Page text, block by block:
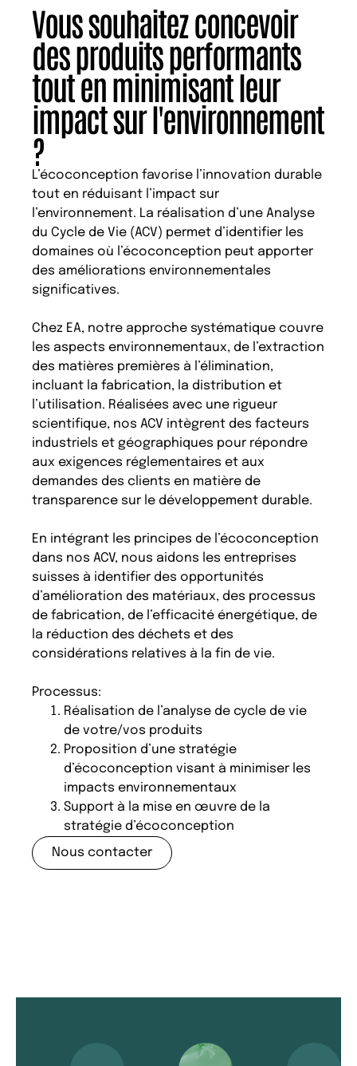
Vous souhaitez concevoir
des produits performants
tout en minimisant leur
impact sur l'environnement
?
L’écoconception favorise l’innovation durable
tout en réduisant l’impact sur
l’environnement. La réalisation d’une Analyse
du Cycle de Vie (ACV) permet d’identifier les
domaines où l’écoconception peut apporter
des améliorations environnementales
significatives.
Chez EA, notre approche systématique couvre
les aspects environnementaux, de l’extraction
des matières premières à l’élimination,
incluant la fabrication, la distribution et
l’utilisation. Réalisées avec une rigueur
scientifique, nos ACV intègrent des facteurs
industriels et géographiques pour répondre
aux exigences réglementaires et aux
demandes des clients en matière de
transparence sur le développement durable.
En intégrant les principes de l’écoconception
dans nos ACV, nous aidons les entreprises
suisses à identifier des opportunités
d’amélioration des matériaux, des processus
de fabrication, de l’efficacité énergétique, de
la réduction des déchets et des
considérations relatives à la fin de vie.
Processus:
Réalisation de l’analyse de cycle de vie
de votre/vos produits
Proposition d’une stratégie
d’écoconception visant à minimiser les
impacts environnementaux
Support à la mise en œuvre de la
stratégie d’écoconception
Nous contacter